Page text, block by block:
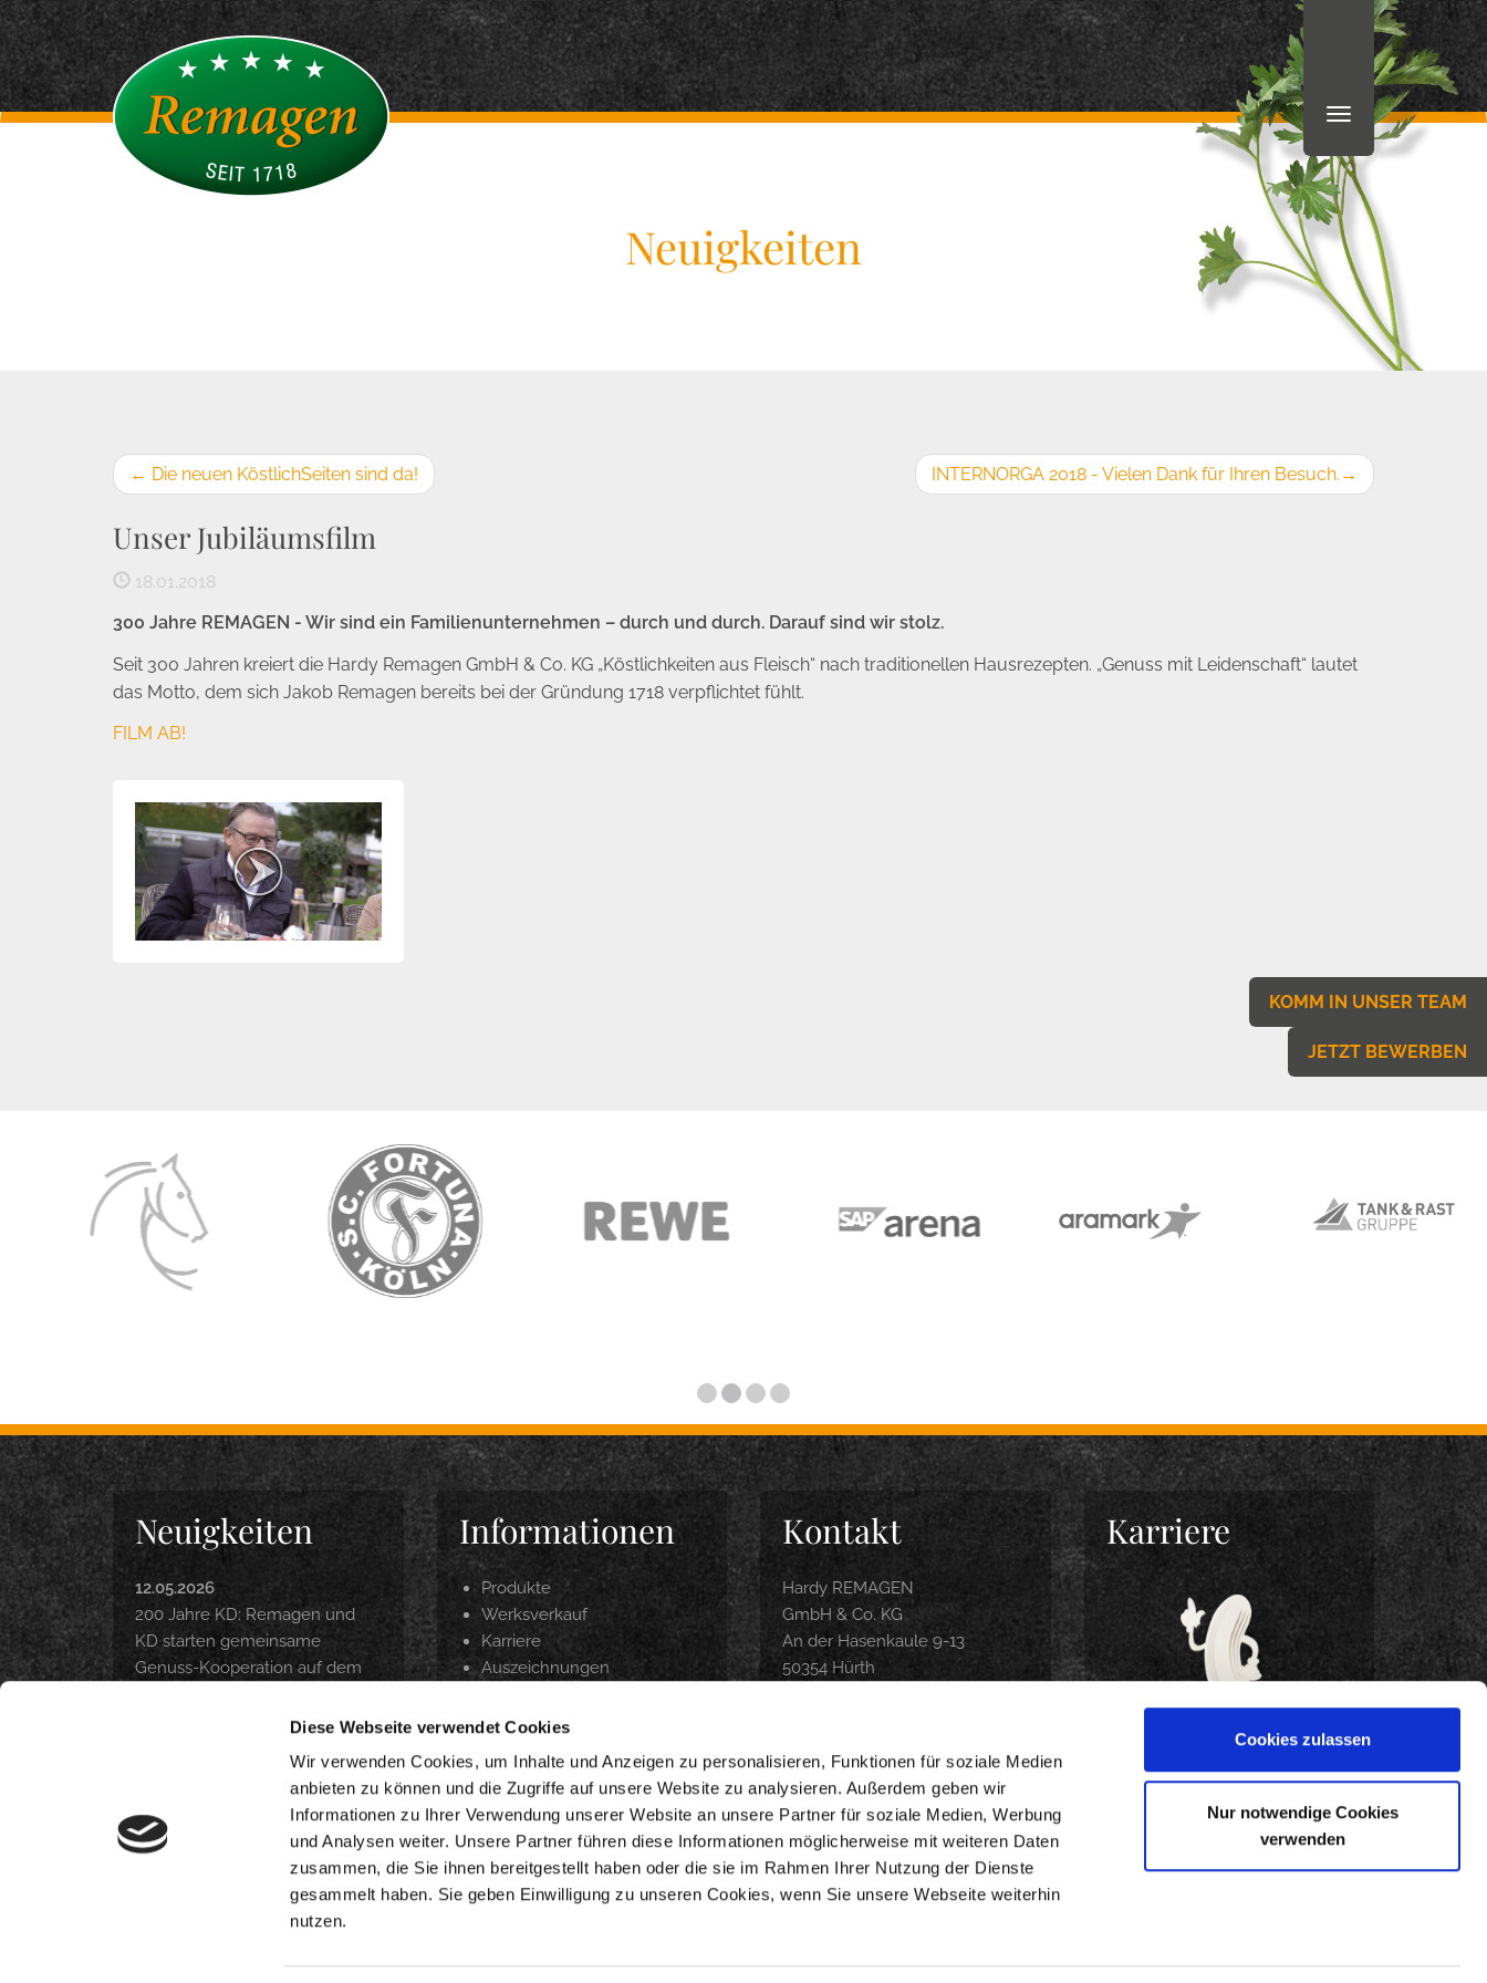
Diese Webseite verwendet Cookies
Wir verwenden Cookies, um Inhalte und Anzeigen zu personalisieren, Funktionen für soziale Medien
anbieten zu können und die Zugriffe auf unsere Website zu analysieren. Außerdem geben wir
Informationen zu Ihrer Verwendung unserer Website an unsere Partner für soziale Medien, Werbung
und Analysen weiter. Unsere Partner führen diese Informationen möglicherweise mit weiteren Daten
zusammen, die Sie ihnen bereitgestellt haben oder die sie im Rahmen Ihrer Nutzung der Dienste
gesammelt haben. Sie geben Einwilligung zu unseren Cookies, wenn Sie unsere Webseite weiterhin
nutzen.
Cookies zulassen
Nur notwendige Cookies
verwenden
Neuigkeiten
← Die neuen KöstlichSeiten sind da! INTERNORGA 2018 - Vielen Dank für Ihren Besuch. →
Unser Jubiläumsfilm
18.01.2018
300 Jahre REMAGEN - Wir sind ein Familienunternehmen – durch und durch. Darauf sind wir stolz.
Seit 300 Jahren kreiert die Hardy Remagen GmbH & Co. KG „Köstlichkeiten aus Fleisch“ nach traditionellen Hausrezepten. „Genuss mit Leidenschaft“ lautet
das Motto, dem sich Jakob Remagen bereits bei der Gründung 1718 verpflichtet fühlt.
FILM AB!
Neuigkeiten
12.05.2026
200 Jahre KD: Remagen und
KD starten gemeinsame
Genuss-Kooperation auf dem
Langfristig Qualität unter
18.03.2026
DANKE. INTERNORGA 2026
Informationen
Produkte
Werksverkauf
Karriere
Auszeichnungen
Zubereitungsempfehlung
Kontakt
Hardy REMAGEN
GmbH & Co. KG
An der Hasenkaule 9-13
50354 Hürth
WERKSVERKAUF
Montag-Freitag 9-18 Uhr
Samstag 8-14 Uhr
Karriere
BEWIRB DICH JETZT!
KOMM IN UNSER TEAM
JETZT BEWERBEN